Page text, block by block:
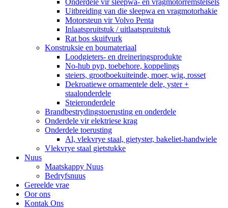
Onderdele vir sleepwa- en vragmotorremstelsels
Uitbreiding van die sleepwa en vragmotorhakie
Motorsteun vir Volvo Penta
Inlaatspruitstuk / uitlaatspruitstuk
Rat bos skuifvurk
Konstruksie en boumateriaal
Loodgieters- en dreineringsprodukte
No-hub pyp, toebehore, koppelings
steiers, grootboekuiteinde, moer, wig, rosset
Dekroatiewe ornamentele dele, yster +
staalonderdele
Steieronderdele
Brandbestrydingstoerusting en onderdele
Onderdele vir elektriese krag
Onderdele toerusting
Al, vlekvrye staal, gietyster, bakeliet-handwiele
Vlekvrye staal gietstukke
Nuus
Maatskappy Nuus
Bedryfsnuus
Gereelde vrae
Oor ons
Kontak Ons